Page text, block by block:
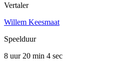
Vertaler
Willem Keesmaat
Speelduur
8 uur 20 min 4 sec